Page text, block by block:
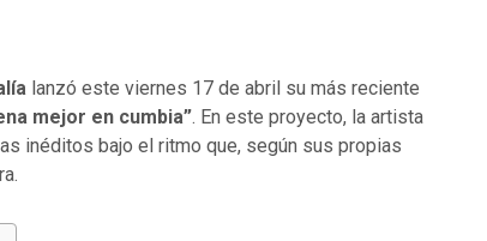
lanzó este viernes 17 de abril su más reciente
mejor en cumbia”. En este proyecto, la artista
inéditos bajo el ritmo que, según sus propias